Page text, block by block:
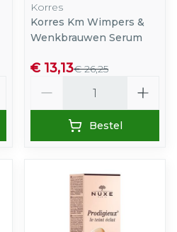
Korres
Korres Km Wimpers &
Wenkbrauwen Serum
€ 26,25
€ 13,13
Bestel